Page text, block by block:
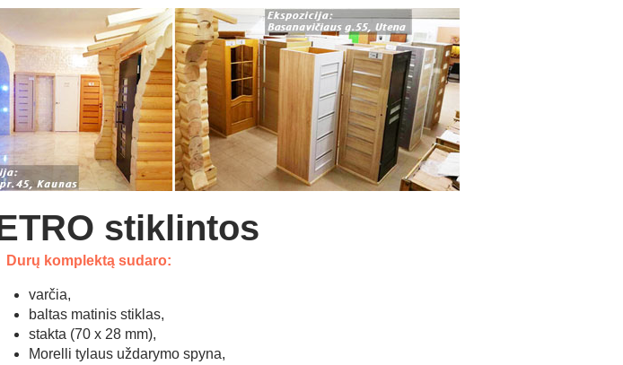
stiklintos
Durų komplektą sudaro:
varčia,
baltas matinis stiklas,
stakta (70 x 28 mm),
Morelli tylaus uždarymo spyna,